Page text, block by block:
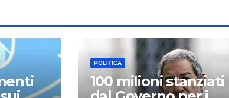
POLITICA
100 milioni stanziati